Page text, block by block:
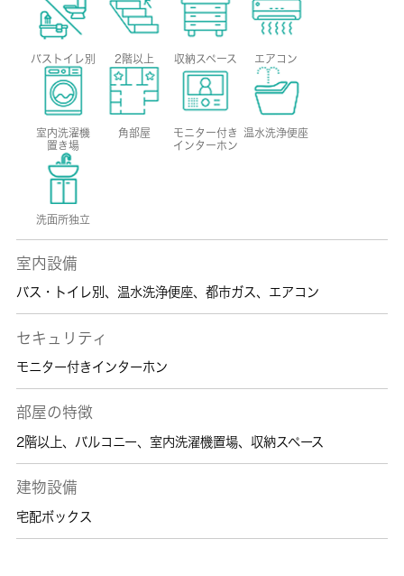
バストイレ別 2階以上 収納スペース エアコン
室内洗濯機
置き場
角部屋
モニター付き
インターホン
温水洗浄便座
洗面所独立
室内設備
バス・トイレ別 、 温水洗浄便座、 都市ガス、 エアコン
セキュリティ
モニター付きインターホン
部屋の特徴
2階以上、 バルコニー、 室内洗濯機置場、 収納スペース
建物設備
宅配ボックス